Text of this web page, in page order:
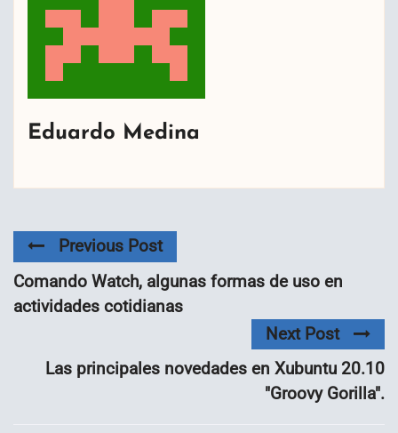
Eduardo Medina
Previous Post
Comando Watch, algunas formas de uso en
actividades cotidianas
Next Post
Las principales novedades en Xubuntu 20.10
"Groovy Gorilla".